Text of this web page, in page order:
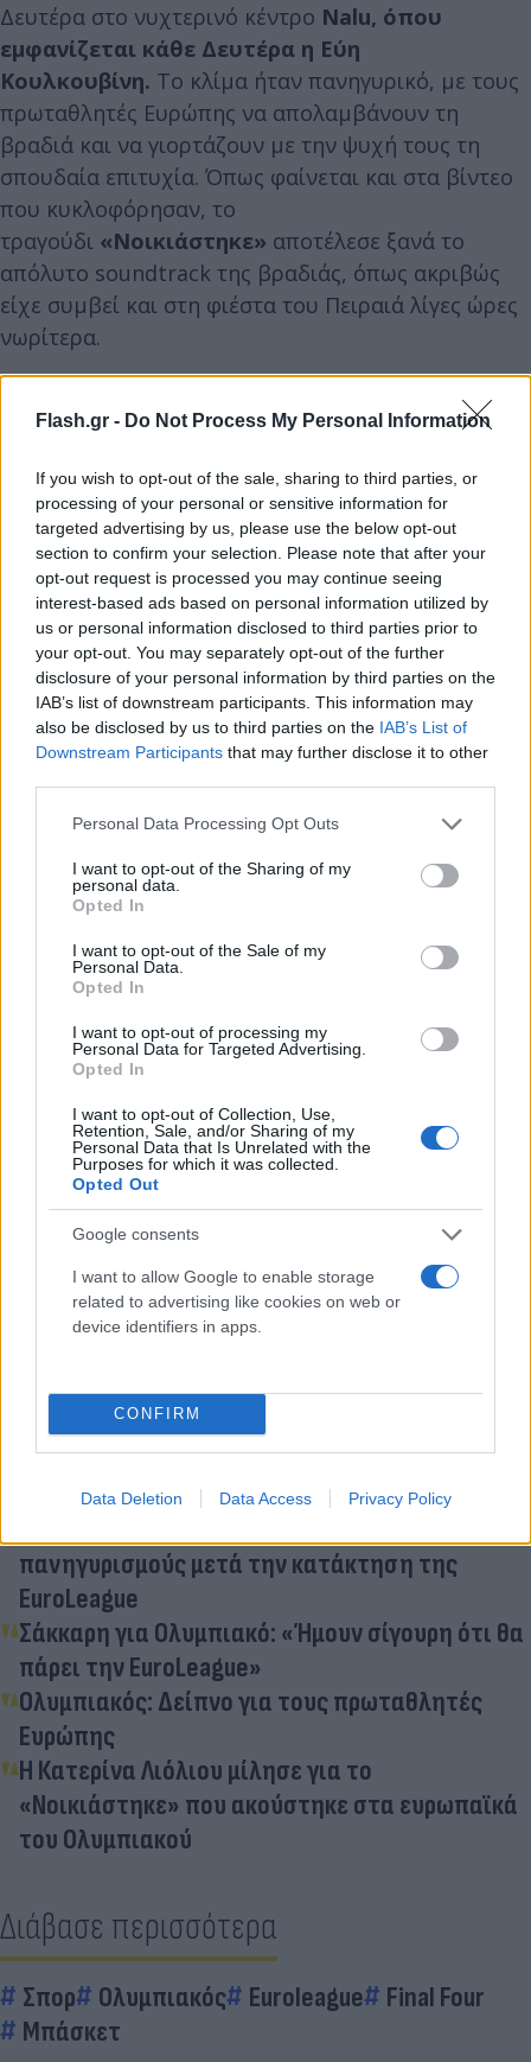
Flash.gr - Do Not Process My Personal Information
If you wish to opt-out of the sale, sharing to third parties, or
processing of your personal or sensitive information for
targeted advertising by us, please use the below opt-out
section to confirm your selection. Please note that after your
opt-out request is processed you may continue seeing
interest-based ads based on personal information utilized by
us or personal information disclosed to third parties prior to
your opt-out. You may separately opt-out of the further
disclosure of your personal information by third parties on the
IAB’s list of downstream participants. This information may
also be disclosed by us to third parties on the IAB’s List of
Downstream Participants that may further disclose it to other
Please note that this website/app uses one or more Google
not limited to your visit or usage behaviour. You may click to
grant or deny consent to Google and its third-party tags to
use your data for below specified purposes in below Google
consent section.
Personal Data Processing Opt Outs
I want to opt-out of the Sharing of my
personal data.
Opted In
I want to opt-out of the Sale of my
Personal Data.
Opted In
I want to opt-out of processing my
Personal Data for Targeted Advertising.
Opted In
I want to opt-out of Collection, Use,
Retention, Sale, and/or Sharing of my
Personal Data that Is Unrelated with the
Purposes for which it was collected.
Opted Out
Google consents
I want to allow Google to enable storage
related to advertising like cookies on web or
device identifiers in apps.
CONFIRM
Data Deletion Data Access Privacy Policy
Δευτέρα στο νυχτερινό κέντρο Nalu, όπου
εμφανίζεται κάθε Δευτέρα η Εύη
Κουλκουβίνη. Το κλίμα ήταν πανηγυρικό, με τους
πρωταθλητές Ευρώπης να απολαμβάνουν τη
βραδιά και να γιορτάζουν με την ψυχή τους τη
σπουδαία επιτυχία. Όπως φαίνεται και στα βίντεο
που κυκλοφόρησαν, το
τραγούδι «Νοικιάστηκε» αποτέλεσε ξανά το
απόλυτο soundtrack της βραδιάς, όπως ακριβώς
είχε συμβεί και στη φιέστα του Πειραιά λίγες ώρες
νωρίτερα.
Flash.grστην αναζήτηση της Google
Διάβασε σχετικά
βρίσκεται στο ΣΕΦ για το παιχνίδι κόντρα στην
ΑΕΚ
Ολυμπιακός: Η παρακάμερα από τα
«ερυθρόλευκα» πανηγύρια στον Πειραιά
πανηγυρισμούς μετά την κατάκτηση της
EuroLeague
Σάκκαρη για Ολυμπιακό: «Ήμουν σίγουρη ότι θα
πάρει την EuroLeague»
Ολυμπιακός: Δείπνο για τους πρωταθλητές
Ευρώπης
Η Κατερίνα Λιόλιου μίλησε για το
«Νοικιάστηκε» που ακούστηκε στα ευρωπαϊκά
του Ολυμπιακού
Διάβασε περισσότερα
Σπορ Ολυμπιακός Euroleague
Final Four
Μπάσκετ